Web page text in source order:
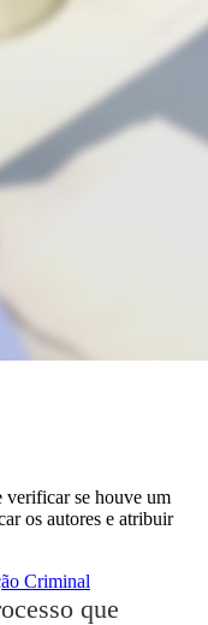
verificar se houve um
os autores e atribuir
Criminal
que